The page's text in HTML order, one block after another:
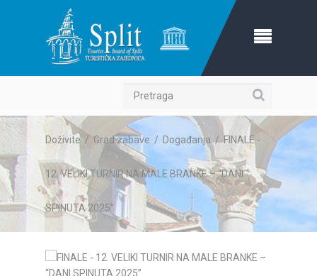
Pretraga
Doživite / Grad zabave / Događanja /FINALE -
12. VELIKI TURNIR NA MALE BRANKE – “DANI
SPINUTA 2025”